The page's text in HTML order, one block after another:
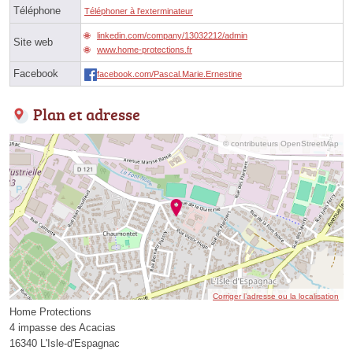
Téléphone Téléphoner à l'exterminateur
Site web
linkedin.com/company/13032212/admin
www.home-protections.fr
Facebook facebook.com/Pascal.Marie.Ernestine
Plan et adresse
© contributeurs OpenStreetMap
Corriger l’adresse ou la localisation
Home Protections
4 impasse des Acacias
16340 L'Isle-d'Espagnac